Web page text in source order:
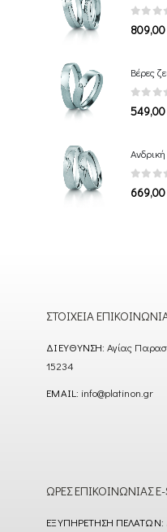
0 out
0 out
0 out
ΣΤΟΙΧΕΊΑ
ΔΙΕΎΘΥΝΣΗ: Αγίας
15234
EMAIL: info@platinon.gr
ΏΡΕΣ ΕΠΙΚΟΙΝΩΝΊΑΣ E-
ΕΞΥΠΗΡΈΤΗΣΗ ΠΕΛΑΤΏΝ: